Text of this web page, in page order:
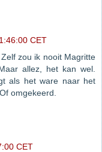
CET
zou ik nooit Magritte
allez, het kan wel.
als het ware naar het
omgekeerd.
CET